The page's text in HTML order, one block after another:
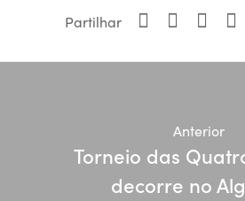
Partilhar
Anterior
Torneio das
decorre no